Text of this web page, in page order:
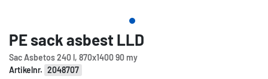
PE sack asbest LLD
Sac Asbetos 240 l, 870x1400 90 my
Artikelnr. 2048707